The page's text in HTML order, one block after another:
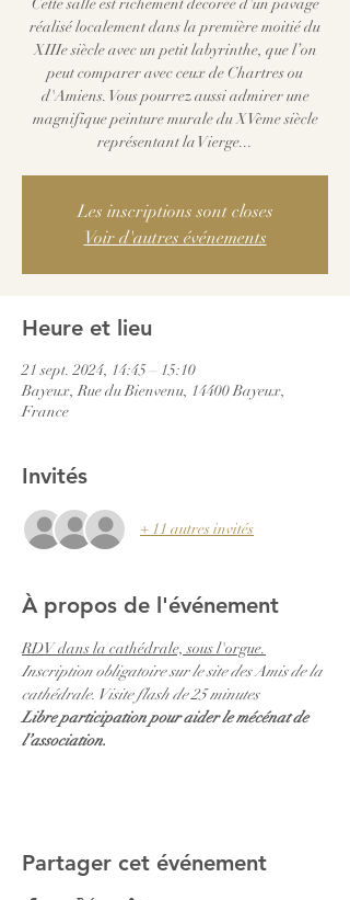
réalisé localement dans la première moitié du
XIIIe siècle avec un petit labyrinthe, que l’on
peut comparer avec ceux de Chartres ou
d'Amiens. Vous pourrez aussi admirer une
magnifique peinture murale du XVème siècle
représentant la Vierge...
Les inscriptions sont closes
Voir d'autres événements
Heure et lieu
21 sept. 2024, 14:45 – 15:10
Bayeux, Rue du Bienvenu, 14400 Bayeux,
France
Invités
+ 11 autres invités
À propos de l'événement
RDV dans la cathédrale, sous l'orgue.
Inscription obligatoire sur le site des Amis de la
cathédrale. Visite flash de 25 minutes
Libre participation pour aider le mécénat de
l’association.
Partager cet événement